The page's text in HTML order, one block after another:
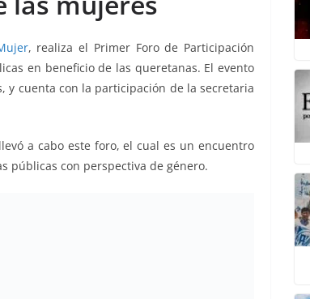
, realiza el Primer Foro de Participación
en beneficio de las queretanas. El evento
y cuenta con la participación de la secretaria
a cabo este foro, el cual es un encuentro
públicas con perspectiva de género.